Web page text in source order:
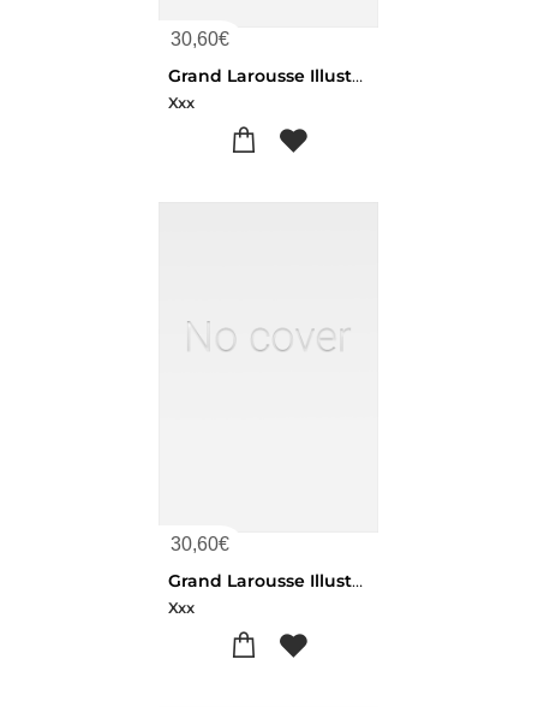
30,60€
Grand Larousse Illustre T4 Moulon
Xxx
30,60€
Grand Larousse Illustre T3 Moulon
Xxx